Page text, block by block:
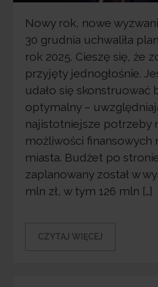
Nowy rok, nowe
30 grudnia uchwaliła
rok 2025. Cieszę się, że
przyjęty jednogłośnie.
udało się skonstruować
optymalny –
najistotniejsze potrzeby
możliwości finansowych
miasta. Budżet po
zaplanowany został w
mln zł, w tym 126 mln […]
CZYTAJ WIĘCEJ